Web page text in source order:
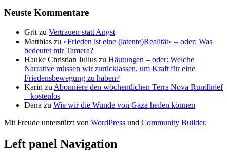
Neuste Kommentare
Grit zu Vertrauen statt Angst
Matthias zu «Frieden ist eine (latente)Realität» – oder: Was
bedeutet mir Tamera?
Hauke Christian Julius zu Häutungen – oder: Welche
Narrative müssen wir zurücklassen, um Kraft für eine
Friedensbewegung zu haben?
Karin zu Abonniere den wöchentlichen Terra Nova Rundbrief
– kostenlos
Dana zu Wie wir die Wunde von Gaza heilen können
Mit Freude unterstützt von WordPress und Community Builder.
Left panel Navigation